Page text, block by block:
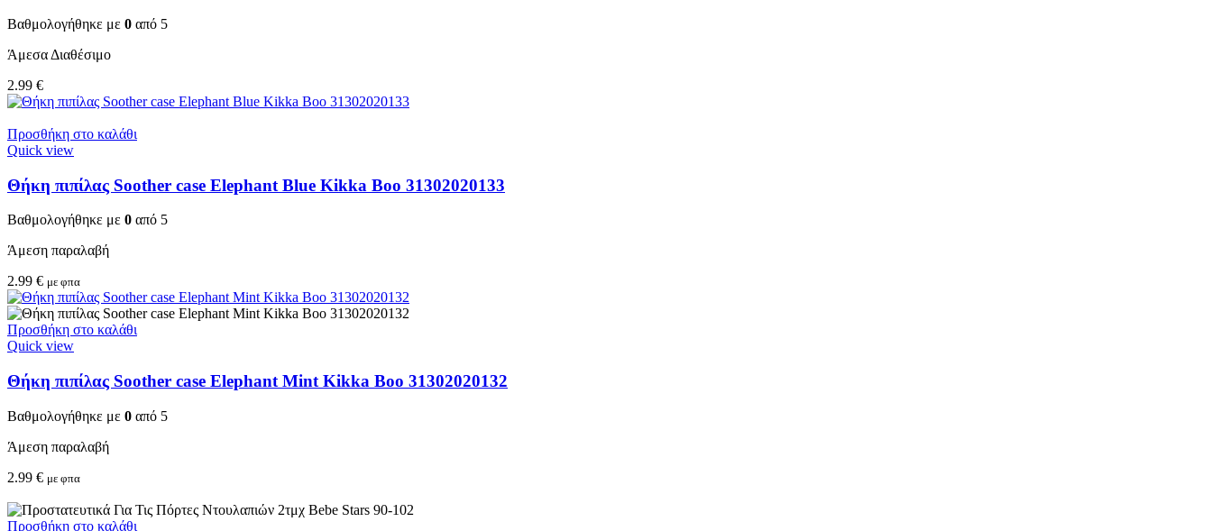
Βαθμολογήθηκε με 0 από 5
Άμεσα Διαθέσιμο
2.99 €
Προσθήκη στο καλάθι
Quick view
Θήκη πιπίλας Soother case Elephant Blue Kikka Boo 31302020133
Βαθμολογήθηκε με 0 από 5
Άμεση παραλαβή
2.99 € με φπα
Προσθήκη στο καλάθι
Quick view
Θήκη πιπίλας Soother case Elephant Mint Kikka Boo 31302020132
Βαθμολογήθηκε με 0 από 5
Άμεση παραλαβή
2.99 € με φπα
Προσθήκη στο καλάθι